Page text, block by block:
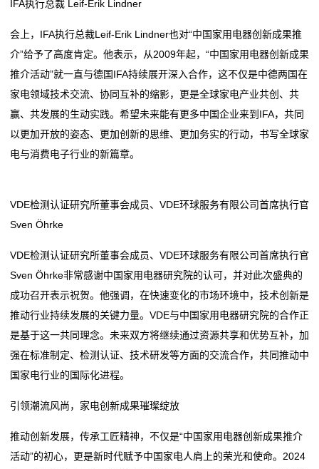
IFA执行总裁 Leif-Erik Lindner
会上，IFA执行总裁Leif-Erik Lindner也对“中国家用电器创新成果推
介”给予了高度肯定。他表示，从2009年起，“中国家用电器创新成果
推介活动”就一直与德国IFA持续展开深入合作，这不仅是中德两国在
家电领域技术交流、协同互补的缩影，更是全球家电产业共创、共
赢、共发展的生动实践。希望未来能有更多中国企业来到IFA，共同
以更加开放的姿态、更加创新的思维、更加务实的行动，书写全球家
电与消费电子行业的新篇章。
VDE检测认证研究所董事会成员、VDE环球服务有限公司首席执行官
Sven Öhrke
VDE检测认证研究所董事会成员、VDE环球服务有限公司首席执行官
Sven Öhrke非常感谢中国家用电器研究院的认可，并对此次盛典的
成功召开表示祝贺。他强调，在快速变化的市场环境中，技术创新是
推动行业持续发展的关键力量。VDE与中国家用电器研究院的合作正
是基于这一共同理念。未来双方将继续通过资源共享和优势互补，加
强在标准制定、检测认证、技术研发等方面的交流合作，共同推动中
国家电行业的国际化进程。
引领潮流风尚，家电创新成果璀璨绽放
推动创新发展，传承工匠精神，不仅是“中国家用电器创新成果推介
活动”的初心，更是新时代赋予中国家电人肩上的荣光和使命。2024